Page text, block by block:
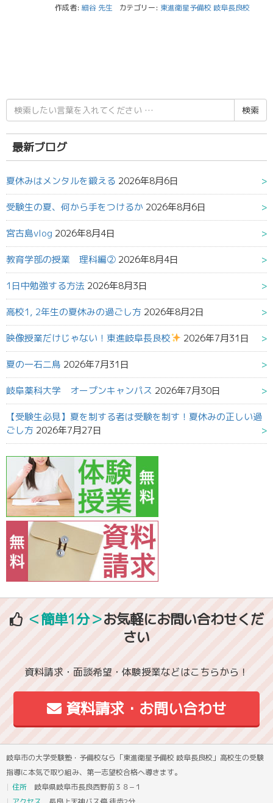
作成者: 細谷 先生 カテゴリー: 東進衛星予備校 岐阜長良校
検
索
結
果:
最新ブログ
夏休みはメンタルを鍛える 2026年8月6日
受験生の夏、何から手をつけるか 2026年8月6日
宮古島vlog 2026年8月4日
教育学部の授業 理科編② 2026年8月4日
1日中勉強する方法 2026年8月3日
高校1, 2年生の夏休みの過ごし方 2026年8月2日
映像授業だけじゃない！東進岐阜長良校 2026年7月31日
夏の一石二鳥 2026年7月31日
岐阜薬科大学 オープンキャンパス 2026年7月30日
【受験生必見】夏を制する者は受験を制す！夏休みの正しい過
ごし方 2026年7月27日
＜簡単1分＞お気軽にお問い合わせくだ
さい
資料請求・面談希望・体験授業などはこちらから！
資料請求・お問い合わせ
岐阜市の大学受験塾・予備校なら「東進衛星予備校 岐阜長良校」高校生の受験
指導に本気で取り組み、第一志望校合格へ導きます。
住所 岐阜県岐阜市長良西野前３８−１